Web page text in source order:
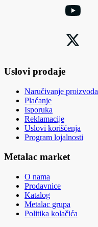
Uslovi prodaje
Naručivanje proizvoda
Plaćanje
Isporuka
Reklamacije
Uslovi korišćenja
Program lojalnosti
Metalac market
O nama
Prodavnice
Katalog
Metalac grupa
Politika kolačića